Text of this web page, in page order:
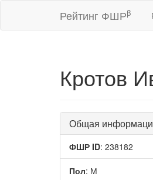
Рейтинг ФШРβ
Кротов
Общая
ФШР ID: 238182
Пол: М